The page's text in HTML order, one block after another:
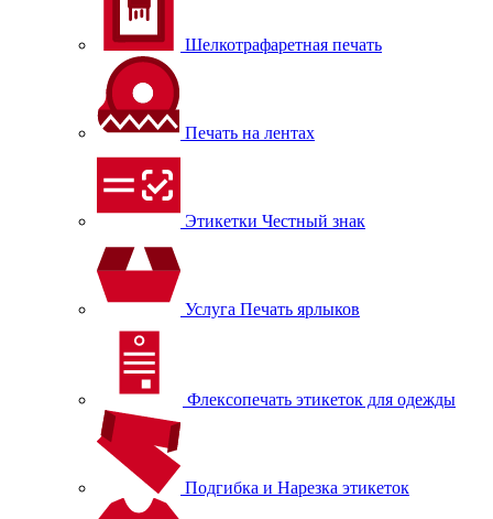
Шелкотрафаретная печать
Печать на лентах
Этикетки Честный знак
Услуга Печать ярлыков
Флексопечать этикеток для одежды
Подгибка и Нарезка этикеток